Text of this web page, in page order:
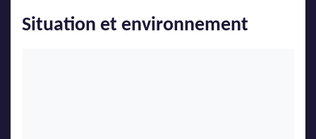
Situation et environnement